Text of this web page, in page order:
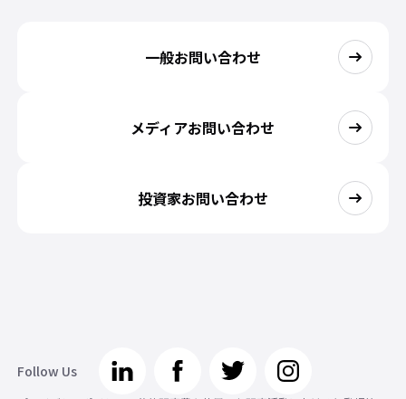
一般お問い合わせ
メディアお問い合わせ
投資家お問い合わせ
Follow Us